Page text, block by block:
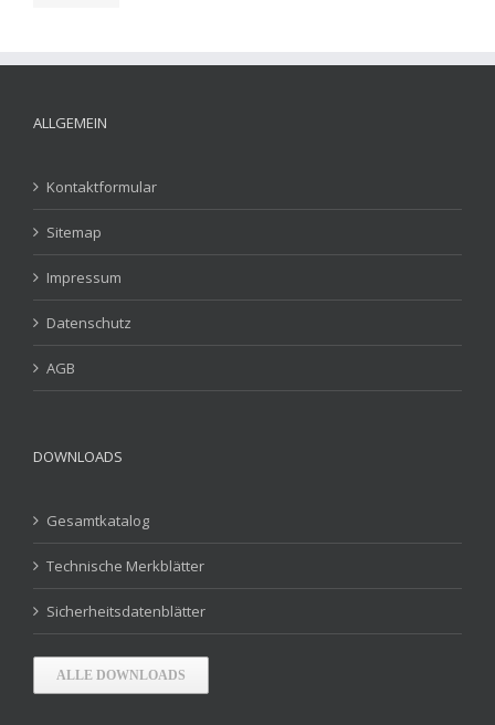
ALLGEMEIN
Kontaktformular
Sitemap
Impressum
Datenschutz
AGB
DOWNLOADS
Gesamtkatalog
Technische Merkblätter
Sicherheitsdatenblätter
ALLE DOWNLOADS